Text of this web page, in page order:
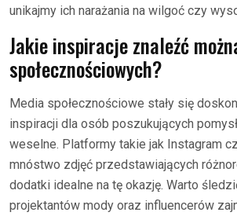
unikajmy ich narażania na wilgoć czy
Jakie inspiracje znaleźć
społecznościowych?
Media społecznościowe stały się
inspiracji dla osób poszukujących
weselne. Platformy takie jak Instagram
mnóstwo zdjęć przedstawiających
dodatki idealne na tę okazję. Warto
projektantów mody oraz influencerów